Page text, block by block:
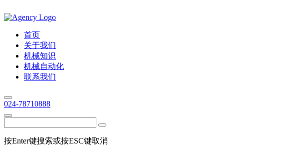
首页
关于我们
机械知识
机械自动化
联系我们
024-78710888
按Enter键搜索或按ESC键取消